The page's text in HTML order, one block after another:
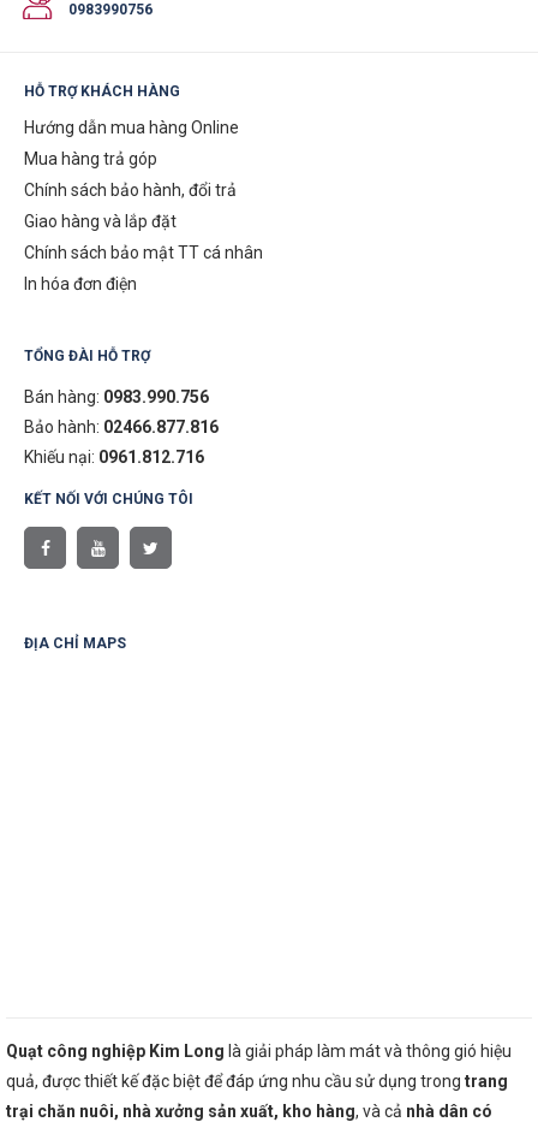
0983990756
HỖ TRỢ KHÁCH HÀNG
Hướng dẫn mua hàng Online
Mua hàng trả góp
Chính sách bảo hành, đổi trả
Giao hàng và lắp đặt
Chính sách bảo mật TT cá nhân
In hóa đơn điện
TỔNG ĐÀI HỖ TRỢ
Bán hàng: 0983.990.756
Bảo hành: 02466.877.816
Khiếu nại: 0961.812.716
KẾT NỐI VỚI CHÚNG TÔI
ĐỊA CHỈ MAPS
Quạt công nghiệp Kim Long là giải pháp làm mát và thông gió hiệu
quả, được thiết kế đặc biệt để đáp ứng nhu cầu sử dụng trong trang
trại chăn nuôi, nhà xưởng sản xuất, kho hàng, và cả nhà dân có